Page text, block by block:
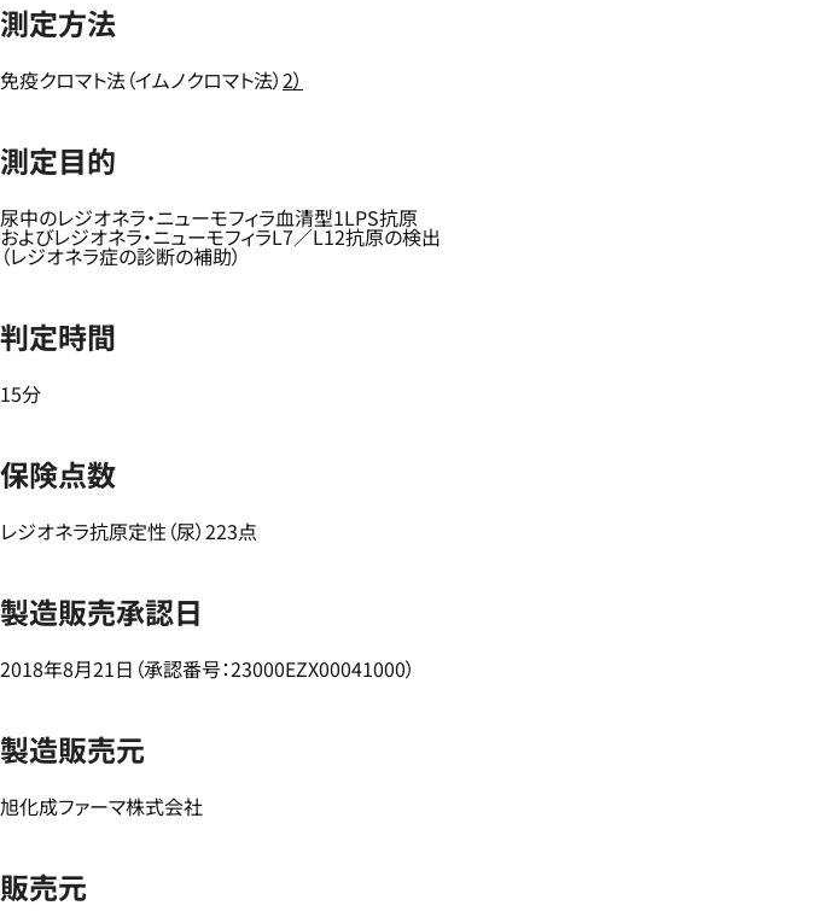
測定方法
免疫クロマト法（イムノクロマト法）2）
測定目的
尿中のレジオネラ・ニューモフィラ血清型1LPS抗原
およびレジオネラ・ニューモフィラL7／L12抗原の検出
（レジオネラ症の診断の補助）
判定時間
15分
保険点数
レジオネラ抗原定性（尿）223点
製造販売承認日
2018年8月21日（承認番号：23000EZX00041000）
製造販売元
旭化成ファーマ株式会社
販売元